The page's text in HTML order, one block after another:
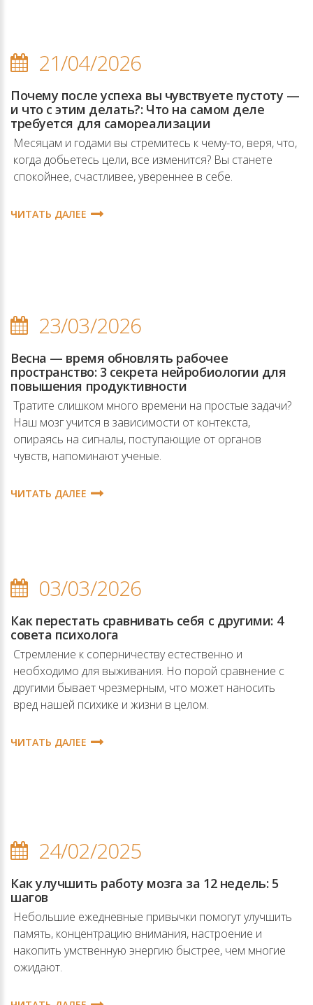
21/04/2026
Почему после успеха вы чувствуете пустоту —
и что с этим делать?: Что на самом деле
требуется для самореализации
Месяцам и годами вы стремитесь к чему-то, веря, что,
когда добьетесь цели, все изменится? Вы станете
спокойнее, счастливее, увереннее в себе.
ЧИТАТЬ ДАЛЕЕ
23/03/2026
Весна — время обновлять рабочее
пространство: 3 секрета нейробиологии для
повышения продуктивности
Тратите слишком много времени на простые задачи?
Наш мозг учится в зависимости от контекста,
опираясь на сигналы, поступающие от органов
чувств, напоминают ученые.
ЧИТАТЬ ДАЛЕЕ
03/03/2026
Как перестать сравнивать себя с другими: 4
совета психолога
Стремление к соперничеству естественно и
необходимо для выживания. Но порой сравнение с
другими бывает чрезмерным, что может наносить
вред нашей психике и жизни в целом.
ЧИТАТЬ ДАЛЕЕ
24/02/2025
Как улучшить работу мозга за 12 недель: 5
шагов
Небольшие ежедневные привычки помогут улучшить
память, концентрацию внимания, настроение и
накопить умственную энергию быстрее, чем многие
ожидают.